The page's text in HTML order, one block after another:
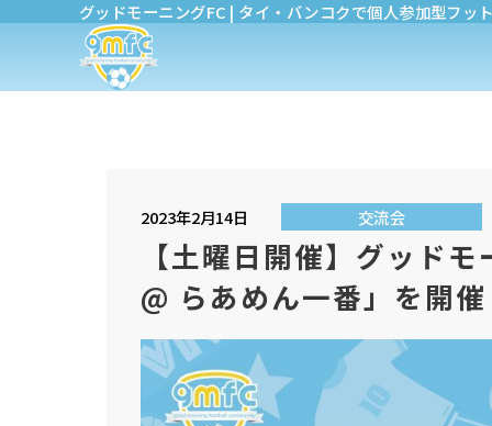
グッドモーニングFC | タイ・バンコクで個人参加型フッ
2023年2月14日 交流会
【土曜日開催】グッド
@ らあめん一番」を開